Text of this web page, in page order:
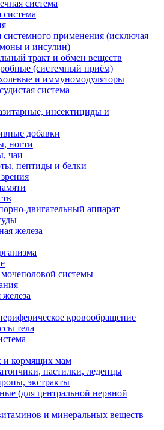
система
система
применения (исключая
и инсулин)
тракт и обмен веществ
(системный приём)
и иммуномодуляторы
система
инсектициды и
добавки
ногти
чаи
пептиды и белки
двигательный аппарат
железа
системы
кровообращение
тела
и кормящих мам
пастилки, леденцы
экстракты
(для центральной нервной
и минеральных веществ